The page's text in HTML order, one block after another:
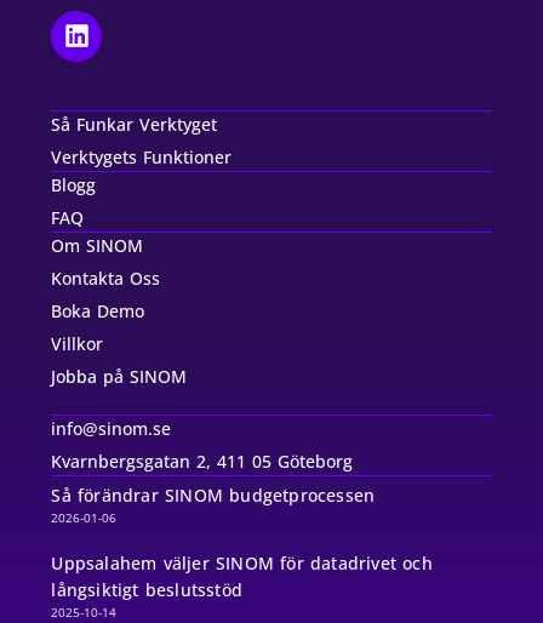
Så Funkar Verktyget
Verktygets Funktioner
Blogg
FAQ
Om SINOM
Kontakta Oss
Boka Demo
Villkor
Jobba på SINOM
info@sinom.se
Kvarnbergsgatan 2, 411 05 Göteborg
Så förändrar SINOM budgetprocessen
2026-01-06
Uppsalahem väljer SINOM för datadrivet och
långsiktigt beslutsstöd
2025-10-14